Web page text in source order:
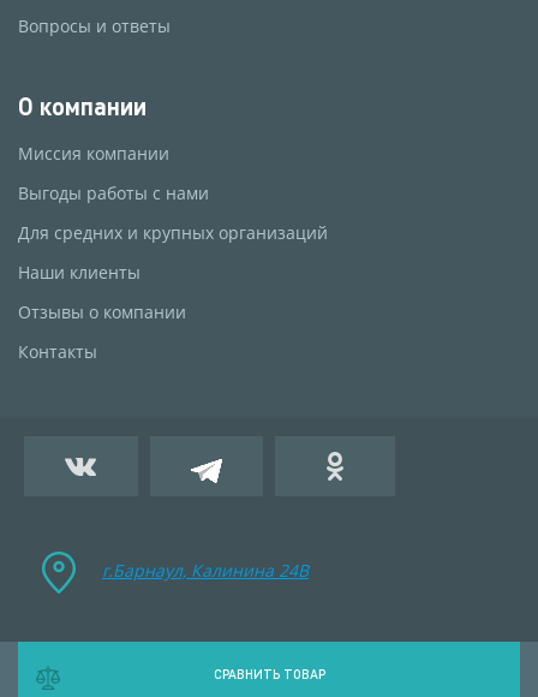
Вопросы и ответы
О компании
Миссия компании
Выгоды работы с нами
Для средних и крупных организаций
Наши клиенты
Отзывы о компании
Контакты
г.Барнаул, Калинина 24B
СРАВНИТЬ ТОВАР